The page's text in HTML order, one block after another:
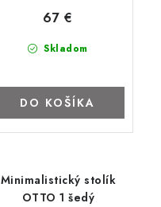
Skladom
67 €
DO KOŠÍKA
Minimalistický stolík
OTTO 1 šedý